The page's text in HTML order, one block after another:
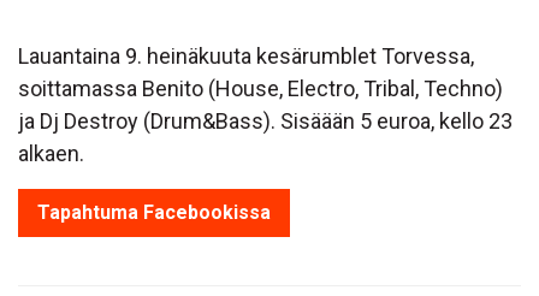
Lauantaina 9. heinäkuuta kesärumblet Torvessa,
soittamassa Benito (House, Electro, Tribal, Techno)
ja Dj Destroy (Drum&Bass). Sisäään 5 euroa, kello 23
alkaen.
Tapahtuma Facebookissa